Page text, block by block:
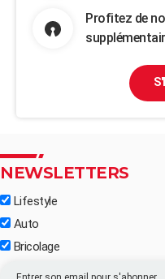
Profitez de
NEWSLETTERS
Lifestyle
Auto
Bricolage